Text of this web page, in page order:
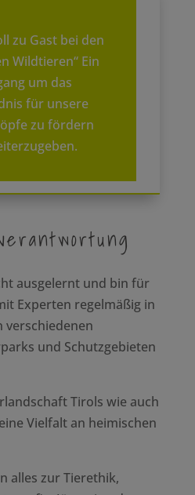
zu Gast bei den
Wildtieren“ Ein
um das
für unsere
zu fördern
ausgelernt und bin für
Experten regelmäßig in
verschiedenen
und Schutzgebieten
Tirols wie auch
Vielfalt an heimischen
alles zur Tierethik,